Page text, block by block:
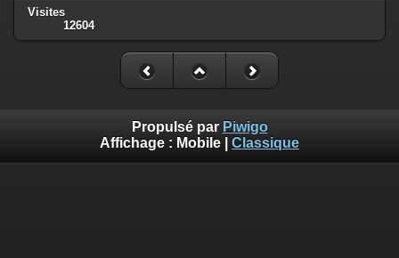
Visites
12604
Propulsé par Piwigo
Affichage : Mobile Classique